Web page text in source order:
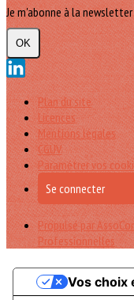
Je m'abonne à la newsletter
OK
Plan du site
Licences
Mentions légales
CGUV
Paramétrer vos
Se connecter
Propulsé par
Professionnelles
Vos choix